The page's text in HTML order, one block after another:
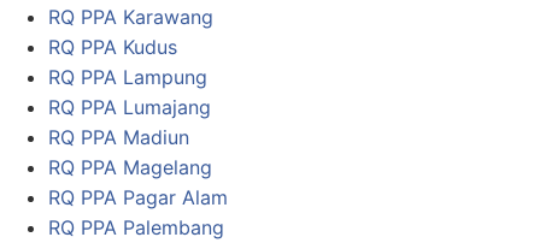
RQ PPA Karawang
RQ PPA Kudus
RQ PPA Lampung
RQ PPA Lumajang
RQ PPA Madiun
RQ PPA Magelang
RQ PPA Pagar Alam
RQ PPA Palembang